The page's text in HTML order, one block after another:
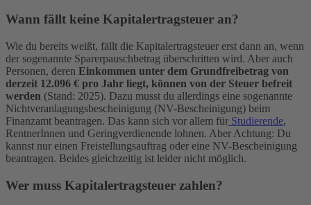
Wann fällt keine Kapitalertragsteuer an?
Wie du bereits weißt, fällt die Kapitalertragsteuer erst dann an, wenn
der sogenannte Sparerpauschbetrag überschritten wird. Aber auch
Personen, deren Einkommen unter dem Grundfreibetrag von
derzeit 12.096 € pro Jahr liegt, können von der Steuer befreit
werden (Stand: 2025). Dazu musst du allerdings eine sogenannte
Nichtveranlagungsbescheinigung (NV-Bescheinigung) beim
Finanzamt beantragen. Das kann sich vor allem für Studierende,
RentnerInnen und Geringverdienende lohnen. Aber Achtung: Du
kannst nur einen Freistellungsauftrag oder eine NV-Bescheinigung
beantragen. Beides gleichzeitig ist leider nicht möglich.
Wer muss Kapitalertragsteuer zahlen?